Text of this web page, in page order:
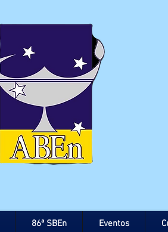
86ª SBEn Eventos